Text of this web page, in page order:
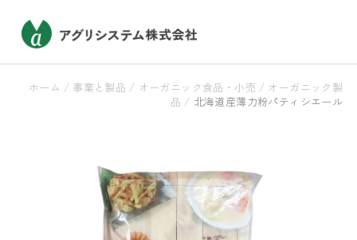
ホーム / 事業と製品 / オーガニック食品・小売 / オーガニック製
品 / 北海道産薄力粉パティシエール